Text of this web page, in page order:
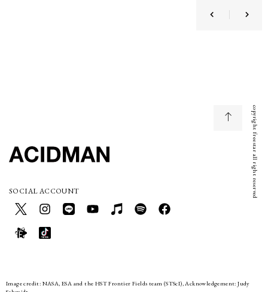
SOCIAL ACCOUNT copyright freestar all right reserved
Image credit: NASA, ESA and the HST Frontier Fields team (STScI), Acknowledgement: Judy